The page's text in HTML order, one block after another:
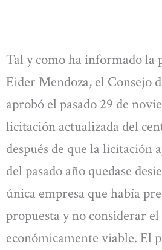
Tal y como ha informado la
Eider Mendoza, el Consejo
aprobó el pasado 29 de
licitación actualizada del
después de que la licitación
del pasado año quedase
única empresa que había
propuesta y no considerar
económicamente viable. El